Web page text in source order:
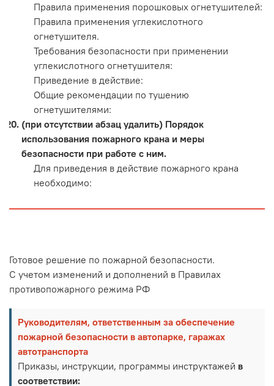
Правила применения порошковых огнетушителей:
Правила применения углекислотного
огнетушителя.
Требования безопасности при применении
углекислотного огнетушителя:
Приведение в действие:
Общие рекомендации по тушению
огнетушителями:
(при отсутствии абзац удалить) Порядок
использования пожарного крана и меры
безопасности при работе с ним.
Для приведения в действие пожарного крана
необходимо:
Готовое решение по пожарной безопасности.
С учетом изменений и дополнений в Правилах
противопожарного режима РФ
Руководителям, ответственным за обеспечение
пожарной безопасности в автопарке, гаражах
автотранспорта
Приказы, инструкции, программы инструктажей в
соответствии: